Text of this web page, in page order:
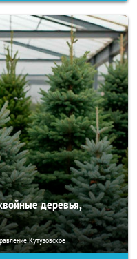
деревья,
Кутузовское